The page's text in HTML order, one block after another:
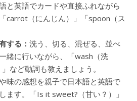
と英語でカードや直接ふれながら
carrot（にんじん）」「spoon（ス
する： 洗う、切る、混ぜる、並べ
緒に行いながら、「wash（洗
など動詞も教えましょう。
味の感想を親子で日本語と英語で
ます。「Is it sweet?（甘い？）」